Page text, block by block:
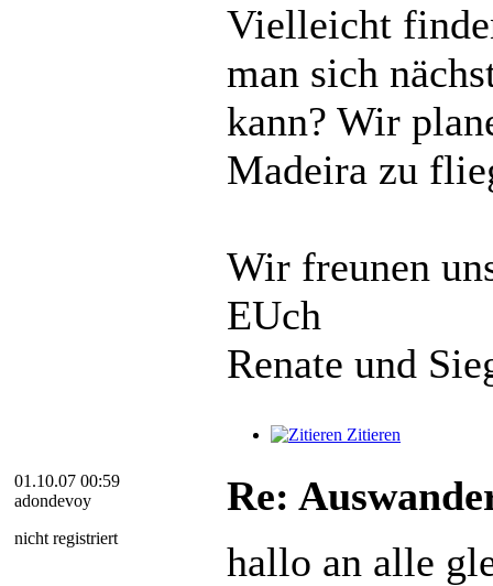
Vielleicht
man sich
kann? Wir
Madeira zu
Wir freunen
EUch
Renate und
Zitieren
01.10.07 00:59
adondevoy
nicht registriert
Re:
hallo an alle